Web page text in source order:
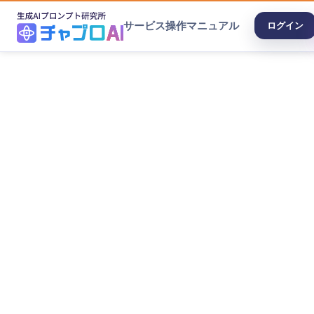
サービス操作マニュアル ログイン